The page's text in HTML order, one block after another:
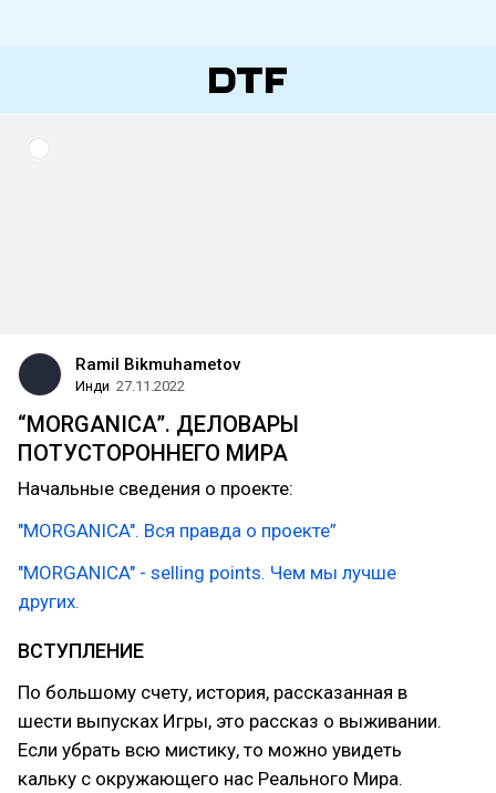
Ramil Bikmuhametov
Инди 27.11.2022
“MORGANICA”. ДЕЛОВАРЫ
ПОТУСТОРОННЕГО МИРА
Начальные сведения о проекте:
"MORGANICA". Вся правда о проекте”
"MORGANICA" - selling points. Чем мы лучше
других.
ВСТУПЛЕНИЕ
По большому счету, история, рассказанная в
шести выпусках Игры, это рассказ о выживании.
Если убрать всю мистику, то можно увидеть
кальку с окружающего нас Реального Мира.